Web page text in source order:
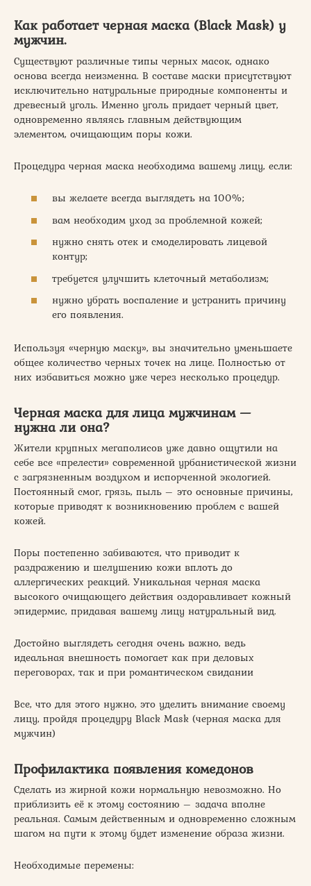
Как работает черная маска (Black Mask) у
мужчин.
Существуют различные типы черных масок, однако
основа всегда неизменна. В составе маски присутствуют
исключительно натуральные природные компоненты и
древесный уголь. Именно уголь придает черный цвет,
одновременно являясь главным действующим
элементом, очищающим поры кожи.
Процедура черная маска необходима вашему лицу, если:
вы желаете всегда выглядеть на 100%;
вам необходим уход за проблемной кожей;
нужно снять отек и смоделировать лицевой
контур;
требуется улучшить клеточный метаболизм;
нужно убрать воспаление и устранить причину
его появления.
Используя «черную маску», вы значительно уменьшаете
общее количество черных точек на лице. Полностью от
них избавиться можно уже через несколько процедур.
Черная маска для лица мужчинам —
нужна ли она?
Жители крупных мегаполисов уже давно ощутили на
себе все «прелести» современной урбанистической жизни
с загрязненным воздухом и испорченной экологией.
Постоянный смог, грязь, пыль – это основные причины,
которые приводят к возникновению проблем с вашей
кожей.
Поры постепенно забиваются, что приводит к
раздражению и шелушению кожи вплоть до
аллергических реакций. Уникальная черная маска
высокого очищающего действия оздоравливает кожный
эпидермис, придавая вашему лицу натуральный вид.
Достойно выглядеть сегодня очень важно, ведь
идеальная внешность помогает как при деловых
переговорах, так и при романтическом свидании
Все, что для этого нужно, это уделить внимание своему
лицу, пройдя процедуру Black Mask (черная маска для
мужчин)
Профилактика появления комедонов
Сделать из жирной кожи нормальную невозможно. Но
приблизить её к этому состоянию – задача вполне
реальная. Самым действенным и одновременно сложным
шагом на пути к этому будет изменение образа жизни.
Необходимые перемены: